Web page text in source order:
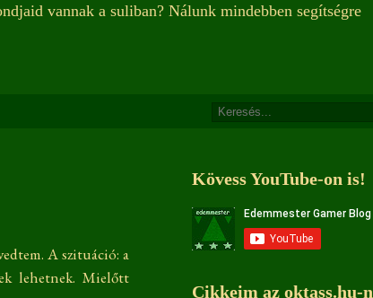
vannak a suliban? Nálunk mindebben segítségre
A szituáció: a
lehetnek. Mielőtt
Kövess YouTube-on is!
Cikkeim az oktass.hu-n